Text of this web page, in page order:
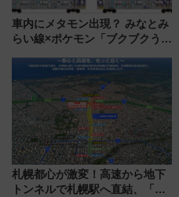
車内にメタモン出現？ みなとみ
らい線×ポケモン「ブクブクうみ
行開始に！ この夏は直通列車で
横浜へ！
札幌都心が激変！高速から地下
トンネルで札幌駅へ直結、「創